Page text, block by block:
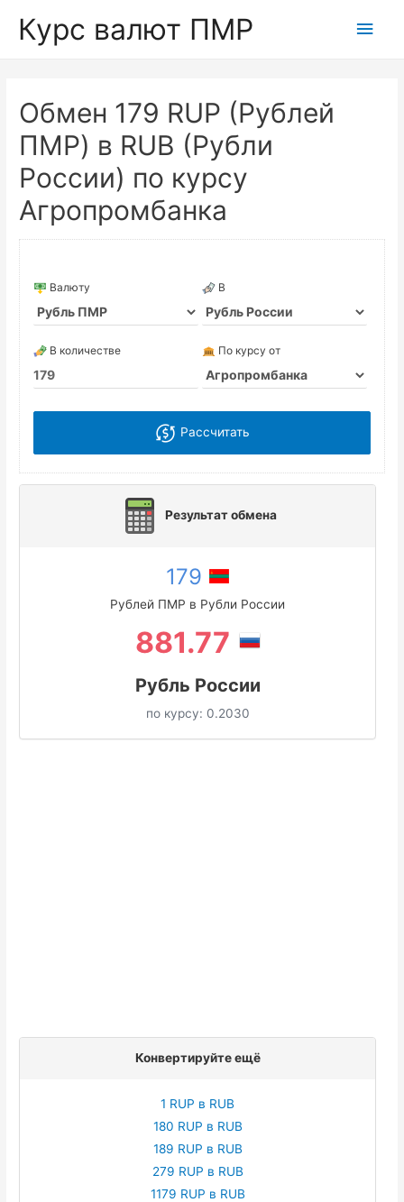
Курс валют ПМР
Обмен 179 RUP (Рублей
ПМР) в RUB (Рубли
России) по курсу
Агропромбанка
Валюту В
В количестве По курсу от
Рассчитать
Результат обмена
179
Рублей ПМР в Рубли России
881.77
Рубль России
по курсу: 0.2030
Конвертируйте ещё
1 RUP в RUB
180 RUP в RUB
189 RUP в RUB
279 RUP в RUB
1179 RUP в RUB